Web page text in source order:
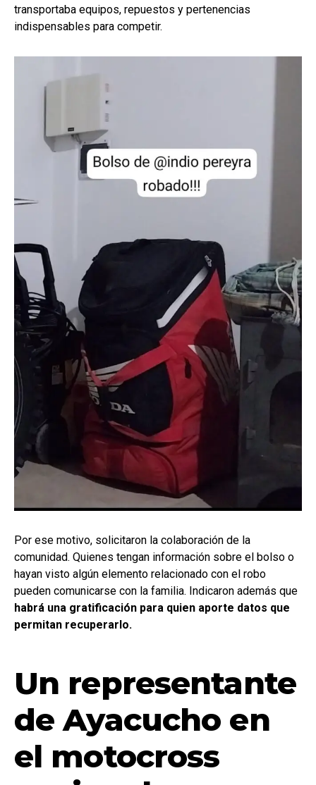
transportaba equipos, repuestos y pertenencias
indispensables para competir.
Por ese motivo, solicitaron la colaboración de la
comunidad. Quienes tengan información sobre el bolso o
hayan visto algún elemento relacionado con el robo
pueden comunicarse con la familia. Indicaron además que
habrá una gratificación para quien aporte datos que
permitan recuperarlo.
Un representante
de Ayacucho en
el motocross